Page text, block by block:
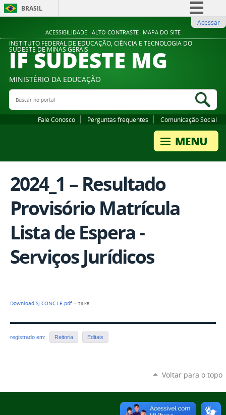
ACESSIBILIDADE ALTO CONTRASTE MAPA DO SITE
BRASIL
Comunica BR
Participe
Legislação
Acessar
INSTITUTO FEDERAL DE EDUCAÇÃO, CIÊNCIA E TECNOLOGIA DO
SUDESTE DE MINAS GERAIS
IF SUDESTE MG
MINISTÉRIO DA EDUCAÇÃO
Buscar no portal
Fale Conosco Perguntas frequentes Comunicação Social
2024_1 – Resultado
Provisório Matrícula
Lista de Espera -
Serviços Jurídicos
Download SJ CONC LE.pdf— 76 KB
registrado em: Reitoria Editais
Voltar para o topo